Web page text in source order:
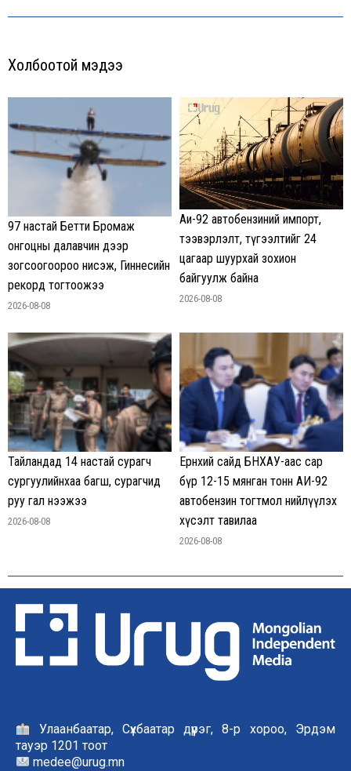
Холбоотой мэдээ
97 настай Бетти Бромаж
онгоцны далавчин дээр
зогсоогоороо нисэж, Гиннесийн
рекорд тогтоожээ
2026-08-08
Аи-92 автобензиний импорт,
тээвэрлэлт, түгээлтийг 24
цагаар шуурхай зохион
байгуулж байна
2026-08-08
Тайландад 14 настай сурагч
сургуулийнхаа багш, сурагчид
руу гал нээжээ
2026-08-08
Ерөнхий сайд БНХАУ-аас сар
бүр 12-15 мянган тонн АИ-92
автобензин тогтмол нийлүүлэх
хүсэлт тавилаа
2026-08-08
Улаанбаатар, Сүхбаатар дүүрэг, 8-р хороо, Эрдэм
тауэр 1201 тоот
medee@urug.mn